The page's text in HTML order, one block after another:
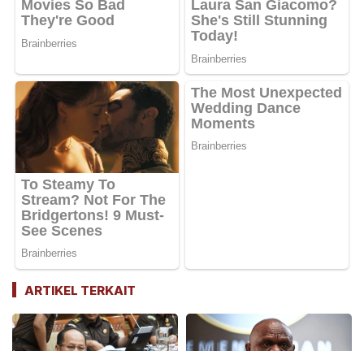
ARTIKEL TERKAIT